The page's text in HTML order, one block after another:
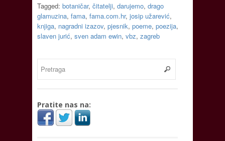
Tagged: botaničar, čitatelji, darujemo, drago
glamuzina, fama, fama.com.hr, josip užarević,
knjiga, nagradni izazov, pjesnik, poeme, poezija,
slaven jurić, sven adam ewin, vbz, zagreb
Pratite nas na: